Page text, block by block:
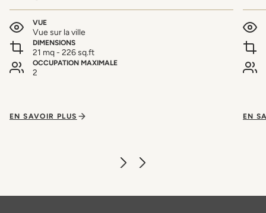
VUE
Vue sur la ville
DIMENSIONS
21 mq - 226 sq.ft
OCCUPATION MAXIMALE
2
EN SAVOIR PLUS EN